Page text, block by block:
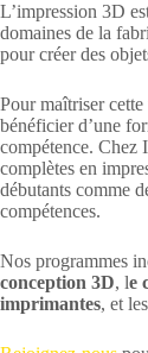
L’impression 3D
domaines de la
pour créer des
Pour maîtriser
bénéficier d’une
compétence. Chez
complètes en
débutants comme
compétences.
Nos programmes
conception 3D, le
imprimantes, et